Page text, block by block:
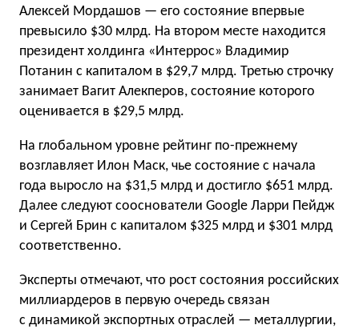
Алексей Мордашов — его состояние впервые
превысило $30 млрд. На втором месте находится
президент холдинга «Интеррос» Владимир
Потанин с капиталом в $29,7 млрд. Третью строчку
занимает Вагит Алекперов, состояние которого
оценивается в $29,5 млрд.
На глобальном уровне рейтинг по-прежнему
возглавляет Илон Маск, чье состояние с начала
года выросло на $31,5 млрд и достигло $651 млрд.
Далее следуют сооснователи Google Ларри Пейдж
и Сергей Брин с капиталом $325 млрд и $301 млрд
соответственно.
Эксперты отмечают, что рост состояния российских
миллиардеров в первую очередь связан
с динамикой экспортных отраслей — металлургии,